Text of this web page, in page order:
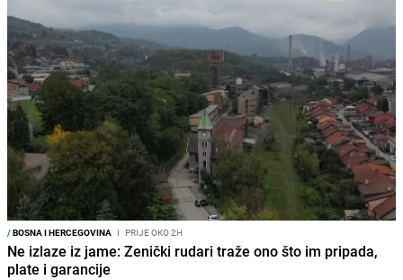
/BOSNA I HERCEGOVINA I PRIJE OKO 2H
Ne izlaze iz jame: Zenički rudari traže ono što im pripada,
plate i garancije